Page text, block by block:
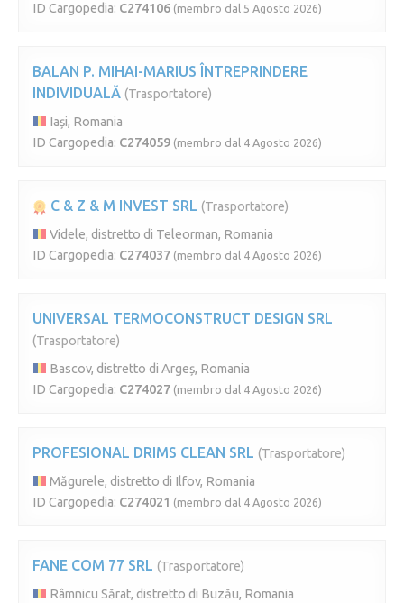
ID Cargopedia: C274106 (membro dal 5 Agosto 2026)
BALAN P. MIHAI-MARIUS ÎNTREPRINDERE
INDIVIDUALĂ (Trasportatore)
Iași, Romania
ID Cargopedia: C274059 (membro dal 4 Agosto 2026)
C & Z & M INVEST SRL (Trasportatore)
Videle, distretto di Teleorman, Romania
ID Cargopedia: C274037 (membro dal 4 Agosto 2026)
UNIVERSAL TERMOCONSTRUCT DESIGN SRL
(Trasportatore)
Bascov, distretto di Argeș, Romania
ID Cargopedia: C274027 (membro dal 4 Agosto 2026)
PROFESIONAL DRIMS CLEAN SRL (Trasportatore)
Măgurele, distretto di Ilfov, Romania
ID Cargopedia: C274021 (membro dal 4 Agosto 2026)
FANE COM 77 SRL (Trasportatore)
Râmnicu Sărat, distretto di Buzău, Romania